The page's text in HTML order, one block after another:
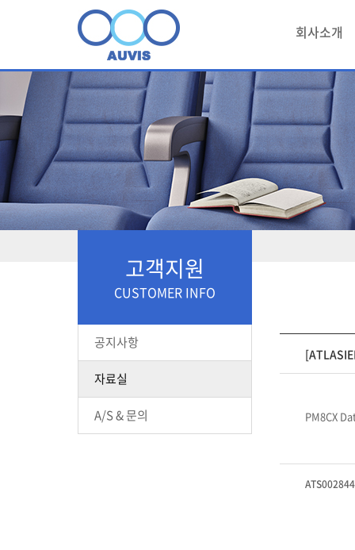
회사소개
고객지원
CUSTOMER INFO
공지사항
자료실
A/S & 문의 PM8CX